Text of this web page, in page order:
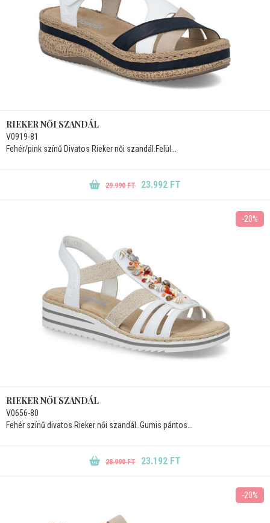
RIEKER NŐI SZANDÁL
V0919-81
Fehér/pink színű Divatos Rieker női szandál.Felül...
29.990 FT 23.992 FT
-20%
RIEKER NŐI SZANDÁL
V0656-80
Fehér színű divatos Rieker női szandál..Gumis pántos...
28.990 FT 23.192 FT
-20%